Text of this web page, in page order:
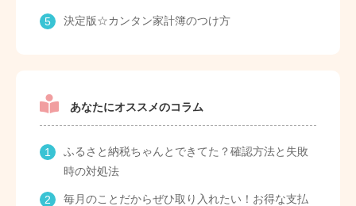
決定版☆カンタン家計簿のつけ方
あなたにオススメのコラム
ふるさと納税ちゃんとできてた？確認方法と失敗
時の対処法
毎月のことだからぜひ取り入れたい！お得な支払